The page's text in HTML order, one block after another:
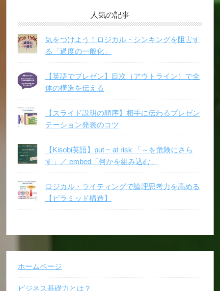
人気の記事
気をつけよう！ロジカル・シンキングを阻害す
る「過度の一般化」
【英語でプレゼン】目次（アウトライン）で全
体の構造を伝える
【スライド説明の順序】相手に伝わるプレゼン
テーション発表のコツ
【Kisobi英語】put ~ at risk 「～を危険にさら
す」／ embed「何かを組み込む」
ロジカル・ライティングで論理思考力を高める
【ピラミッド構造】
ホームページ
ビジネス基礎力とは？